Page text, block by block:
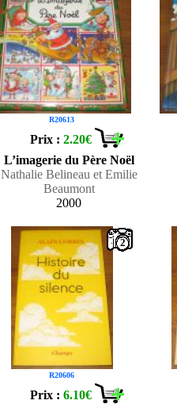
R20613
Prix :2.20€
L’imagerie du Père Noël
Nathalie Belineau et Emilie
Beaumont
2000
R20606
2
Prix :6.10€